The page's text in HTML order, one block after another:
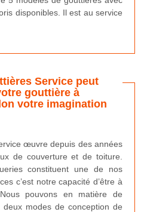
disponibles. Il est au service
Service peut
gouttière à
votre imagination
œuvre depuis des années
de couverture et de toiture.
constituent une de nos
c’est notre capacité d’être à
pouvons en matière de
modes de conception de